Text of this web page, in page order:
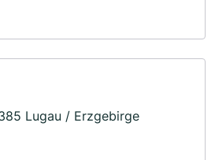
Lugau / Erzgebirge